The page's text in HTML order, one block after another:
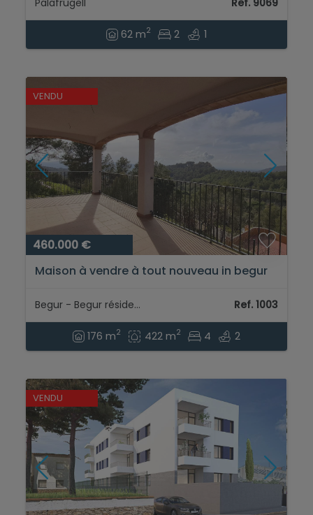
62 m2 2 1
VENDU
460.000 €
Maison à vendre à tout nouveau in begur
Begur - Begur résidentiel Ref. 1003
176 m2 422 m2 4 2
VENDU